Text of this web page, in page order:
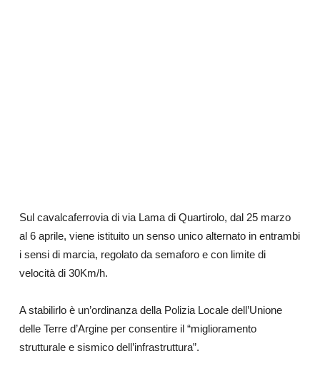
Sul cavalcaferrovia di via Lama di Quartirolo, dal 25 marzo
al 6 aprile, viene istituito un senso unico alternato in entrambi
i sensi di marcia, regolato da semaforo e con limite di
velocità di 30Km/h.
A stabilirlo è un’ordinanza della Polizia Locale dell’Unione
delle Terre d’Argine per consentire il “miglioramento
strutturale e sismico dell’infrastruttura”.